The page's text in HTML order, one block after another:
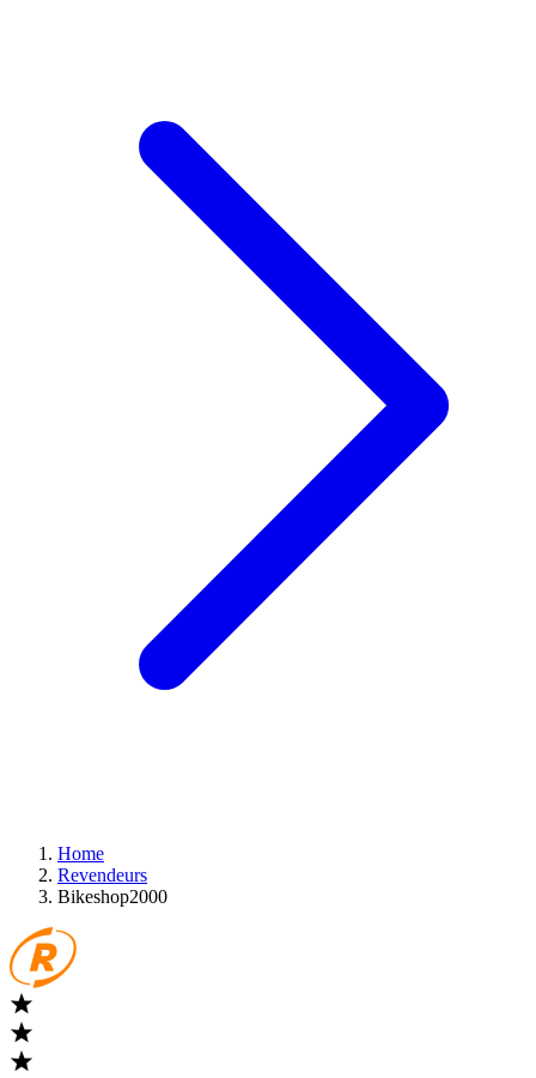
Home
Revendeurs
Bikeshop2000